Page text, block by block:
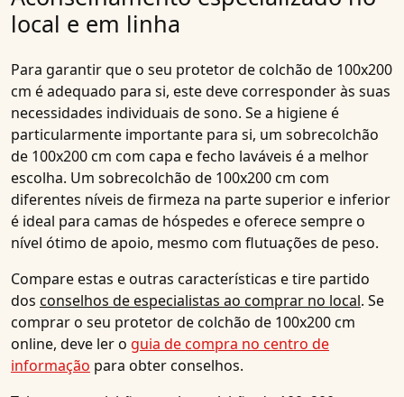
local e em linha
Para garantir que o seu protetor de colchão de 100x200
cm é adequado para si, este deve corresponder às suas
necessidades individuais de sono. Se a higiene é
particularmente importante para si, um sobrecolchão
de 100x200 cm com capa e fecho laváveis é a melhor
escolha. Um sobrecolchão de 100x200 cm com
diferentes níveis de firmeza na parte superior e inferior
é ideal para camas de hóspedes e oferece sempre o
nível ótimo de apoio, mesmo com flutuações de peso.
Compare estas e outras características e tire partido
dos conselhos de especialistas ao comprar no local. Se
comprar o seu protetor de colchão de 100x200 cm
online, deve ler o guia de compra no centro de
informação para obter conselhos.